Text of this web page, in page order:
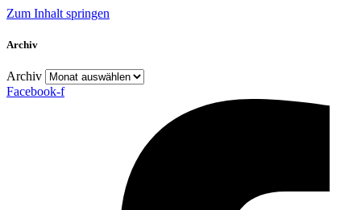
Zum Inhalt springen
Archiv
Archiv
Facebook-f